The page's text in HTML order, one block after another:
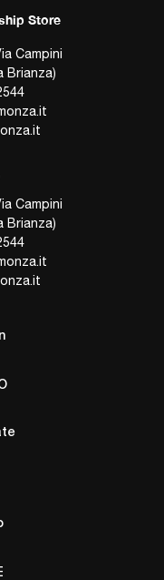
Store
Campini
Brianza)
Campini
Brianza)